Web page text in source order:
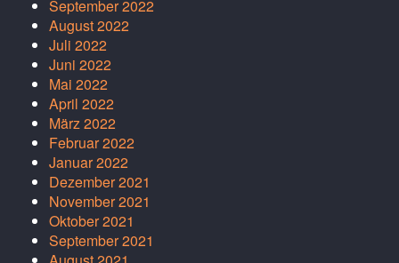
September 2022
August 2022
Juli 2022
Juni 2022
Mai 2022
April 2022
März 2022
Februar 2022
Januar 2022
Dezember 2021
November 2021
Oktober 2021
September 2021